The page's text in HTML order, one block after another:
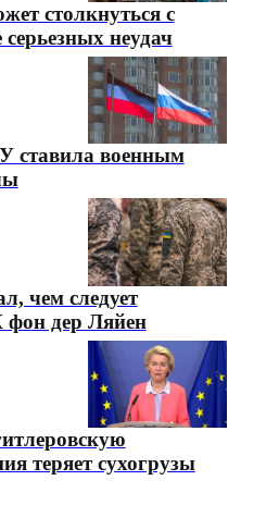
столкнуться с
неудач
ставила военным
чем следует
фон дер Ляйен
теряет сухогрузы